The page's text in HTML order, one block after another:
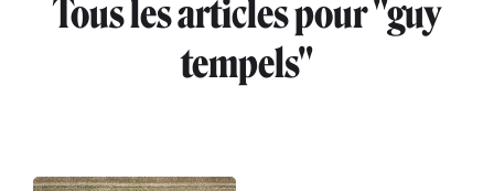
Tous les articles pour "guy
tempels"